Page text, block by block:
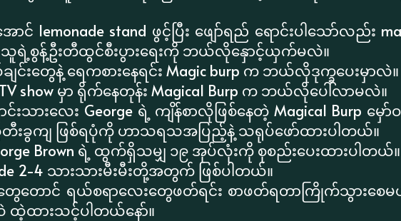
lemonade stand ဖွင့်ပြီး ဖျော်ရည် ရောင်းပါသော်လည်း
သူရဲ့စွန့်ဦးတီထွင်စီးပွားရေးကို ဘယ်လိုနှောင့်ယှက်မလဲ။
ျင်းတွေနဲ့ ရေကစားနေရင်း Magic burp က ဘယ်လိုဒုက္ခပေးမှာလဲ။
မှာ ရိုက်နေတုန်း Magical Burp က ဘယ်လိုပေါ်လာမလဲ။
င်းသားလေး George ရဲ့ ကျိန်စာလိုဖြစ်နေတဲ့ Magical Burp မှ
တီးခွကျ ဖြစ်ရပုံကို ဟာသရသအပြည့်နဲ့ သရုပ်ဖော်ထားပါတယ်။
Brown ရဲ့ ထွက်ရှိသမျှ ၁၉ အုပ်လုံးကို စုစည်းပေးထားပါတယ်။
2-4 သားသားမီးမီးတို့အတွက် ဖြစ်ပါတယ်။
ေတောင် ရယ်စရာလေးတွေဖတ်ရင်း စာဖတ်ရတာကြိုက်သွားစေမ
ထားသင့်ပါတယ်နော်။